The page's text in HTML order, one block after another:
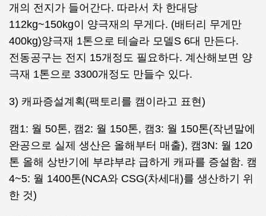
개의 전지가 들어간다. 따라서 차 한대당
112kg~150kg이 양극재의 무게다. (배터리 무게만
400kg)양극재 1톤으로 테슬라 모델S 6대 만든다.
전동공구는 전지 15개정도 필요하다. 계산해보면 양
극재 1톤으로 3300개정도 만들수 있다.
3) 캐파증설계획(팩토리를 캠이라고 표현)
캠1: 월 50톤, 캠2: 월 150톤, 캠3: 월 150톤(작년말에
완공으로 실제 생산은 올해부터 매출), 캠3N: 월 120
톤 올해 상반기에 부랴부랴 급하게 캐파를 증설함. 캠
4~5: 월 1400톤(NCA와 CSG(차세대)를 생산하기 위
한 것)